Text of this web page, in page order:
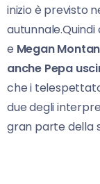
inizio è previsto
e Megan
anche Pepa
che i
due degli
gran parte della